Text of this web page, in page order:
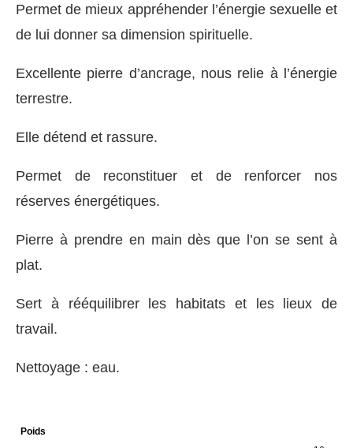
Permet de mieux appréhender l’énergie sexuelle et
de lui donner sa dimension spirituelle.
Excellente pierre d’ancrage, nous relie à l’énergie
terrestre.
Elle détend et rassure.
Permet de reconstituer et de renforcer nos
réserves énergétiques.
Pierre à prendre en main dès que l’on se sent à
plat.
Sert à rééquilibrer les habitats et les lieux de
travail.
Nettoyage : eau.
Poids